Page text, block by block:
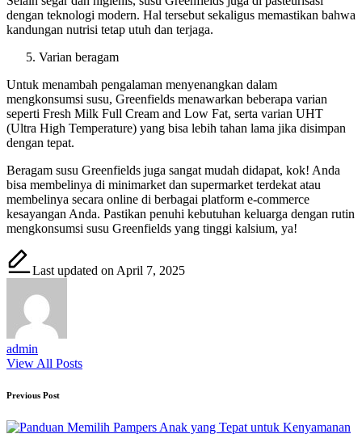
dengan teknologi modern. Hal tersebut sekaligus memastikan bahwa
kandungan nutrisi tetap utuh dan terjaga.
Varian beragam
Untuk menambah pengalaman menyenangkan dalam
mengkonsumsi susu, Greenfields menawarkan beberapa varian
seperti Fresh Milk Full Cream and Low Fat, serta varian UHT
(Ultra High Temperature) yang bisa lebih tahan lama jika disimpan
dengan tepat.
Beragam susu Greenfields juga sangat mudah didapat, kok! Anda
bisa membelinya di minimarket dan supermarket terdekat atau
membelinya secara online di berbagai platform e-commerce
kesayangan Anda. Pastikan penuhi kebutuhan keluarga dengan rutin
mengkonsumsi susu Greenfields yang tinggi kalsium, ya!
Last updated on April 7, 2025
admin
View All Posts
Post
navigation
Previous Post